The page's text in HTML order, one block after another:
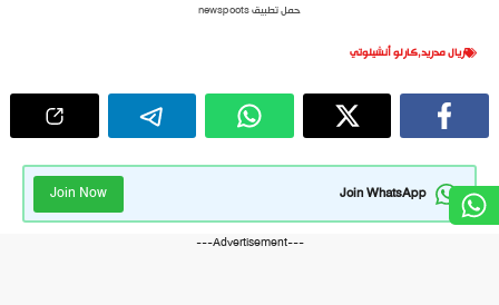
حمل تطبيق newspoots
ريال مدريد,كارلو أنشيلوتي
Join WhatsApp
Join Now
---Advertisement---